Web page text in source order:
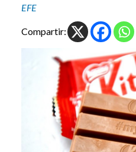
EFE
Compartir: